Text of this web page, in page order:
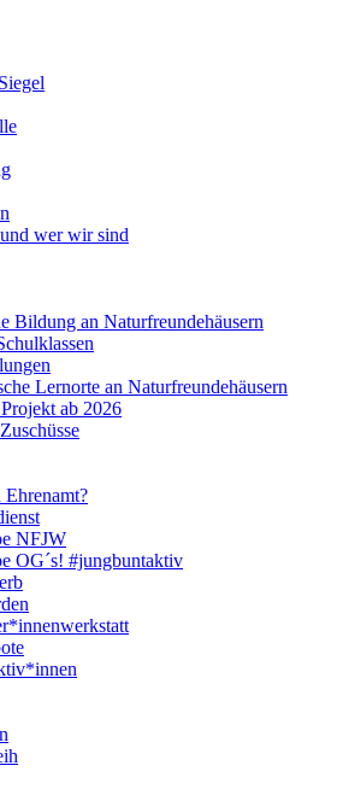
wer wir sind
Bildung an Naturfreundehäusern
Lernorte an Naturfreundehäusern
ab 2026
NFJW
OG´s! #jungbuntaktiv